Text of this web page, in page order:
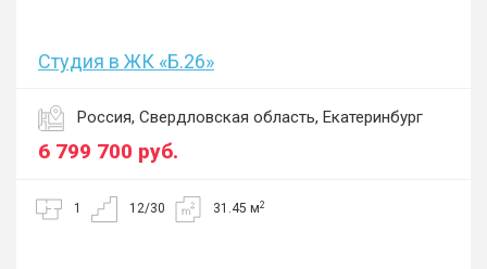
Студия в ЖК «Б.26»
Россия, Свердловская область, Екатеринбург
6 799 700 руб.
1 12/30 31.45 м2